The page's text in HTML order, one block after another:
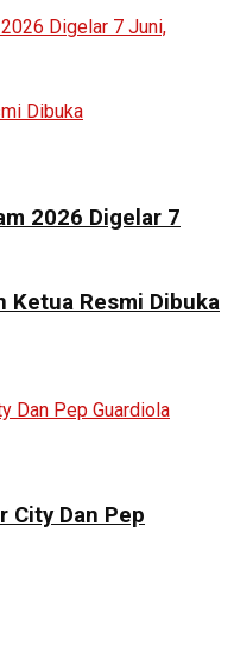
2026 Digelar 7
Ketua Resmi Dibuka
City Dan Pep